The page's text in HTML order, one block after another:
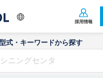
採用情報
式・キーワードから探す